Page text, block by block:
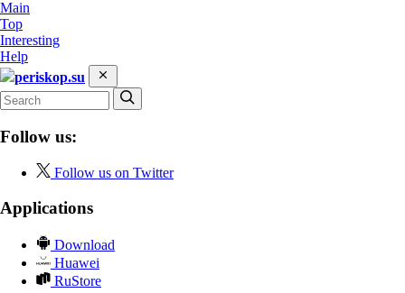
Main
Top
Interesting
Help
periskop.su
Follow us:
Follow us on Twitter
Applications
Download
Huawei
RuStore